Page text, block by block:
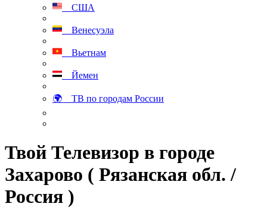
США
Венесуэла
Вьетнам
Йемен
🌍 ТВ по городам России
Твой Телевизор в городе
Захарово ( Рязанская обл. /
Россия )